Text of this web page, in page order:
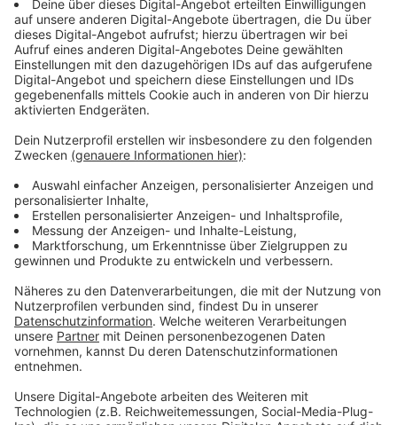
Immer auf dem Laufenden
bleiben!
Verpass' nichts mehr - mit unserem kostenlosen
ANTENNE BAYERN Newsletter. Ob Nachrichten,
Lifestyle oder unsere neuesten Aktionen - wir
informieren dich.
Zum Newsletter anmelden
Du möchtest uns etwas sagen?
Studio Hotline